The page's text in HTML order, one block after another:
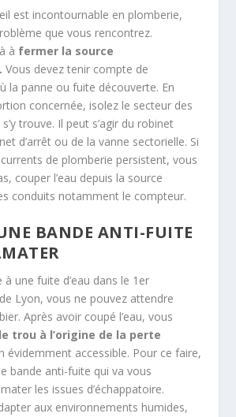
est incontournable en plomberie,
que vous rencontrez.
à fermer la source
Vous devez tenir compte de
la panne ou fuite découverte. En
concernée, isolez le secteur des
trouve. Il peut s’agir du robinet
d’arrêt ou de la vanne sectorielle. Si
de plomberie persistent, vous
couper l’eau depuis la source
conduits notamment le compteur.
BANDE ANTI-FUITE
à une fuite d’eau dans le 1er
Lyon, vous ne pouvez attendre
Après avoir coupé l’eau, vous
trou à l’origine de la perte
évidemment accessible. Pour ce faire,
bande anti-fuite qui va vous
les issues d’échappatoire.
aux environnements humides,